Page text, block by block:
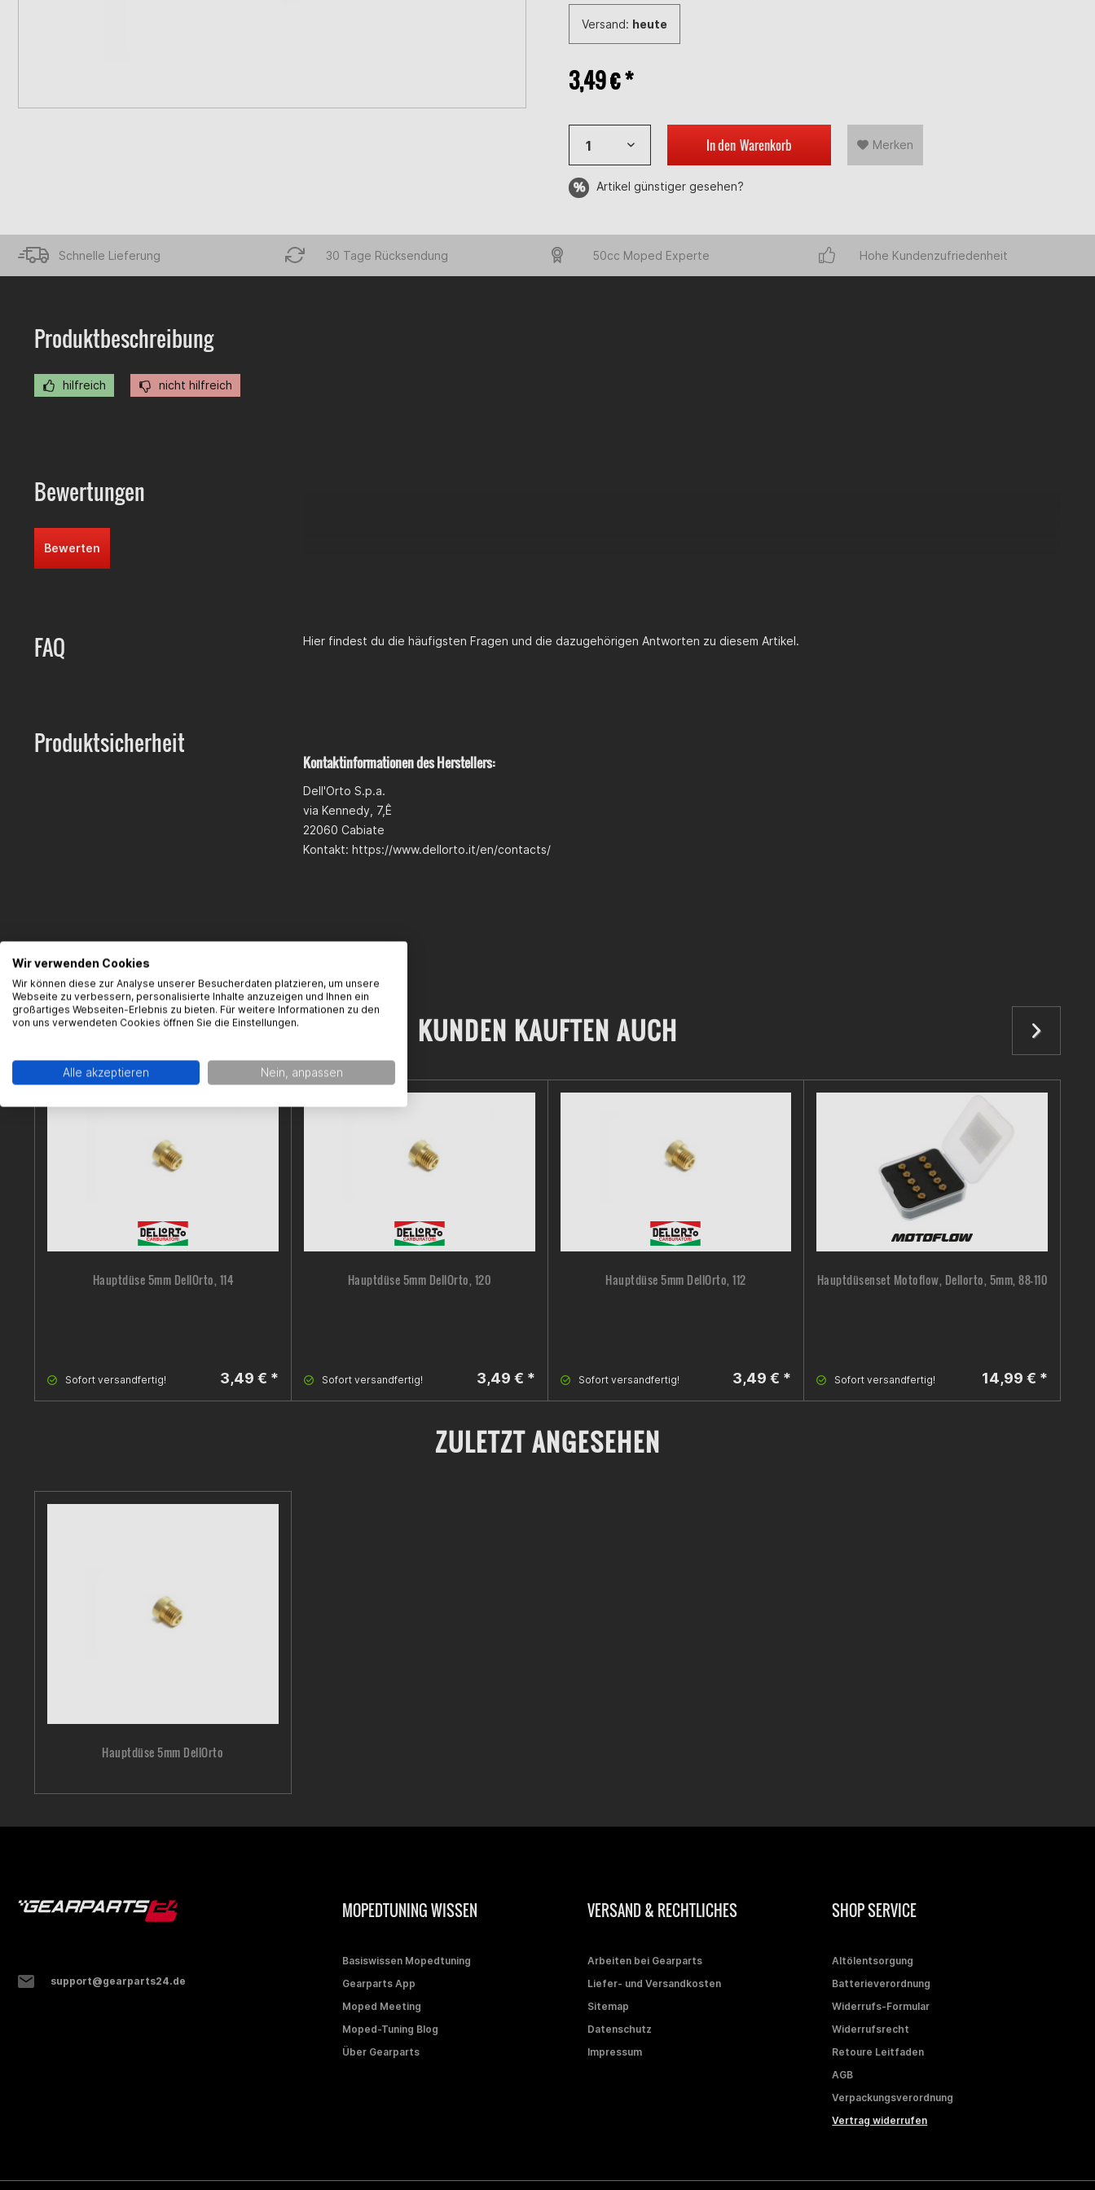
Versand: heute
3,49 € *
In den Warenkorb Merken
Artikel günstiger gesehen?
Schnelle Lieferung 30 Tage Rücksendung 50cc Moped Experte Hohe Kundenzufriedenheit
Produktbeschreibung
hilfreich nicht hilfreich
Bewertungen
Bewerten
FAQ Hier findest du die häufigsten Fragen und die dazugehörigen Antworten zu diesem Artikel.
Produktsicherheit
Kontaktinformationen des Herstellers:
Dell'Orto S.p.a.
via Kennedy, 7,Ê
22060 Cabiate
Kontakt: https://www.dellorto.it/en/contacts/
KUNDEN KAUFTEN AUCH
Hauptdüse 5mm DellOrto, 114
Sofort versandfertig! 3,49 € *
Hauptdüse 5mm DellOrto, 120
Sofort versandfertig! 3,49 € *
Hauptdüse 5mm DellOrto, 112
Sofort versandfertig! 3,49 € *
Hauptdüsenset Motoflow, Dellorto, 5mm, 88-110
Sofort versandfertig! 14,99 € *
ZULETZT ANGESEHEN
Hauptdüse 5mm DellOrto
support@gearparts24.de
MOPEDTUNING WISSEN
Basiswissen Mopedtuning
Gearparts App
Moped Meeting
Moped-Tuning Blog
Über Gearparts
VERSAND & RECHTLICHES
Arbeiten bei Gearparts
Liefer- und Versandkosten
Sitemap
Datenschutz
Impressum
SHOP SERVICE
Altölentsorgung
Batterieverordnung
Widerrufs-Formular
Widerrufsrecht
Retoure Leitfaden
AGB
Verpackungsverordnung
Vertrag widerrufen
Wir verwenden Cookies
Wir können diese zur Analyse unserer Besucherdaten platzieren, um unsere
Webseite zu verbessern, personalisierte Inhalte anzuzeigen und Ihnen ein
großartiges Webseiten-Erlebnis zu bieten. Für weitere Informationen zu den
von uns verwendeten Cookies öffnen Sie die Einstellungen.
Alle akzeptieren Nein, anpassen